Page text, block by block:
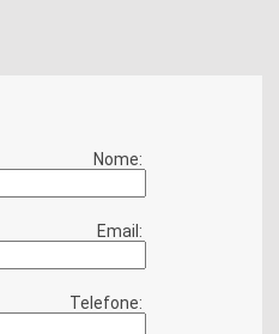
Nome:
Email:
Telefone: